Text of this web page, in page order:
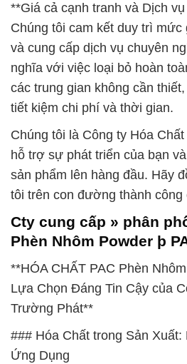
**Giá cả cạnh tranh và Dịch
Chúng tôi cam kết duy trì mức
và cung cấp dịch vụ chuyên
nghĩa với việc loại bỏ hoàn
các trung gian không cần
tiết kiệm chi phí và thời gian.
Chúng tôi là Công ty Hóa
hỗ trợ sự phát triển của bạn
sản phẩm lên hàng đầu. Hãy
tôi trên con đường thành công
Cty cung cấp » phân
Phèn Nhôm Powder þ
**HÓA CHẤT PAC Phèn
Lựa Chọn Đáng Tin Cậy của
Trường Phát**
### Hóa Chất trong Sản
Ứng Dụng